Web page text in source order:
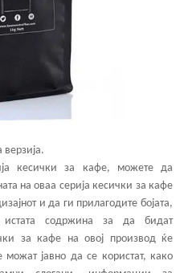
верзија.
кесички за кафе, можете да
на оваа серија кесички за кафе
и да ги прилагодите бојата,
истата содржина за да бидат
за кафе на овој производ ќе
јавно да се користат, како